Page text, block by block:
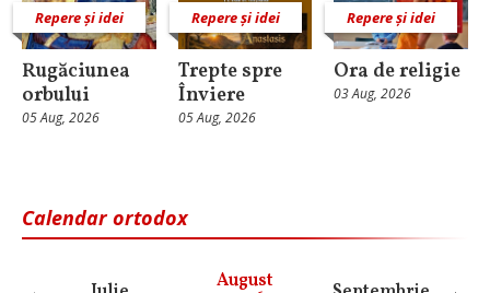
Repere și idei
Rugăciunea
orbului
05 Aug, 2026
Repere și idei
Trepte spre
Înviere
05 Aug, 2026
Repere și idei
Ora de religie
03 Aug, 2026
Calendar ortodox
August